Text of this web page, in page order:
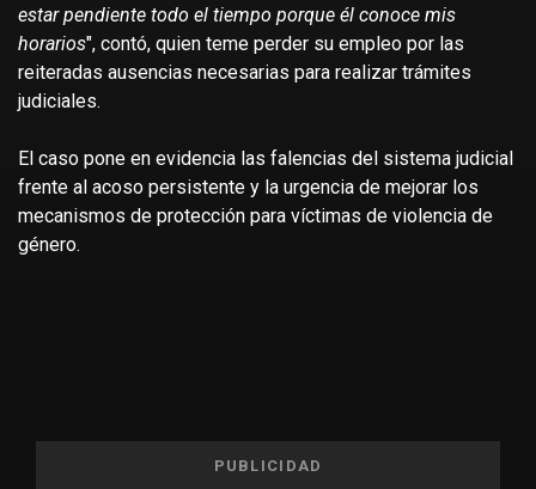
estar pendiente todo el tiempo porque él conoce mis
horarios", contó, quien teme perder su empleo por las
reiteradas ausencias necesarias para realizar trámites
judiciales.
El caso pone en evidencia las falencias del sistema judicial
frente al acoso persistente y la urgencia de mejorar los
mecanismos de protección para víctimas de violencia de
género.
PUBLICIDAD